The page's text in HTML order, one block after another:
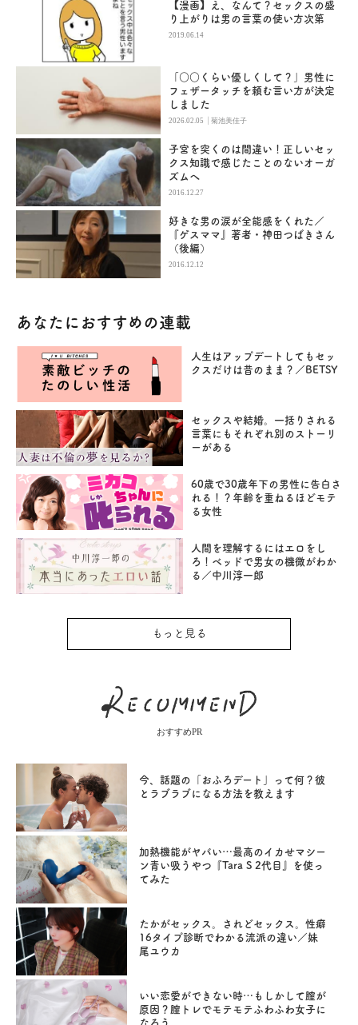
【漫画】え、なんて？セックスの盛
り上がりは男の言葉の使い方次第
2019.06.14
「○○くらい優しくして？」男性に
フェザータッチを頼む言い方が決定
しました
2026.02.05 |菊池美佳子
子宮を突くのは間違い！正しいセッ
クス知識で感じたことのないオーガ
ズムへ
2016.12.27
好きな男の涙が全能感をくれた／
『ゲスママ』著者・神田つばきさん
（後編）
2016.12.12
あなたにおすすめの連載
人生はアップデートしてもセッ
クスだけは昔のまま？／BETSY
セックスや結婚。一括りされる
言葉にもそれぞれ別のストーリ
ーがある
60歳で30歳年下の男性に告白さ
れる！？年齢を重ねるほどモテ
る女性
人間を理解するにはエロをし
ろ！ベッドで男女の機微がわか
る／中川淳一郎
もっと見る
おすすめPR
今、話題の「おふろデート」って何？彼
とラブラブになる方法を教えます
加熱機能がヤバい…最高のイカせマシー
ン青い吸うやつ『Tara S 2代目』を使っ
てみた
たかがセックス。されどセックス。性癖
16タイプ診断でわかる流派の違い／妹
尾ユウカ
いい恋愛ができない時…もしかして膣が
原因？膣トレでモテモテふわふわ女子に